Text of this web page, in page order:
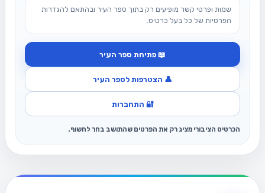
שמות ופרטי קשר מופיעים רק בתוך ספר העיר ובהתאם להגדרות
הפרטיות של כל בעל כרטיס.
📖 פתיחת ספר העיר
👤 הצטרפות לספר העיר
🔐 התחברות
הכרטיס הציבורי מציג רק את הפרטים שהתושב בחר לחשוף.